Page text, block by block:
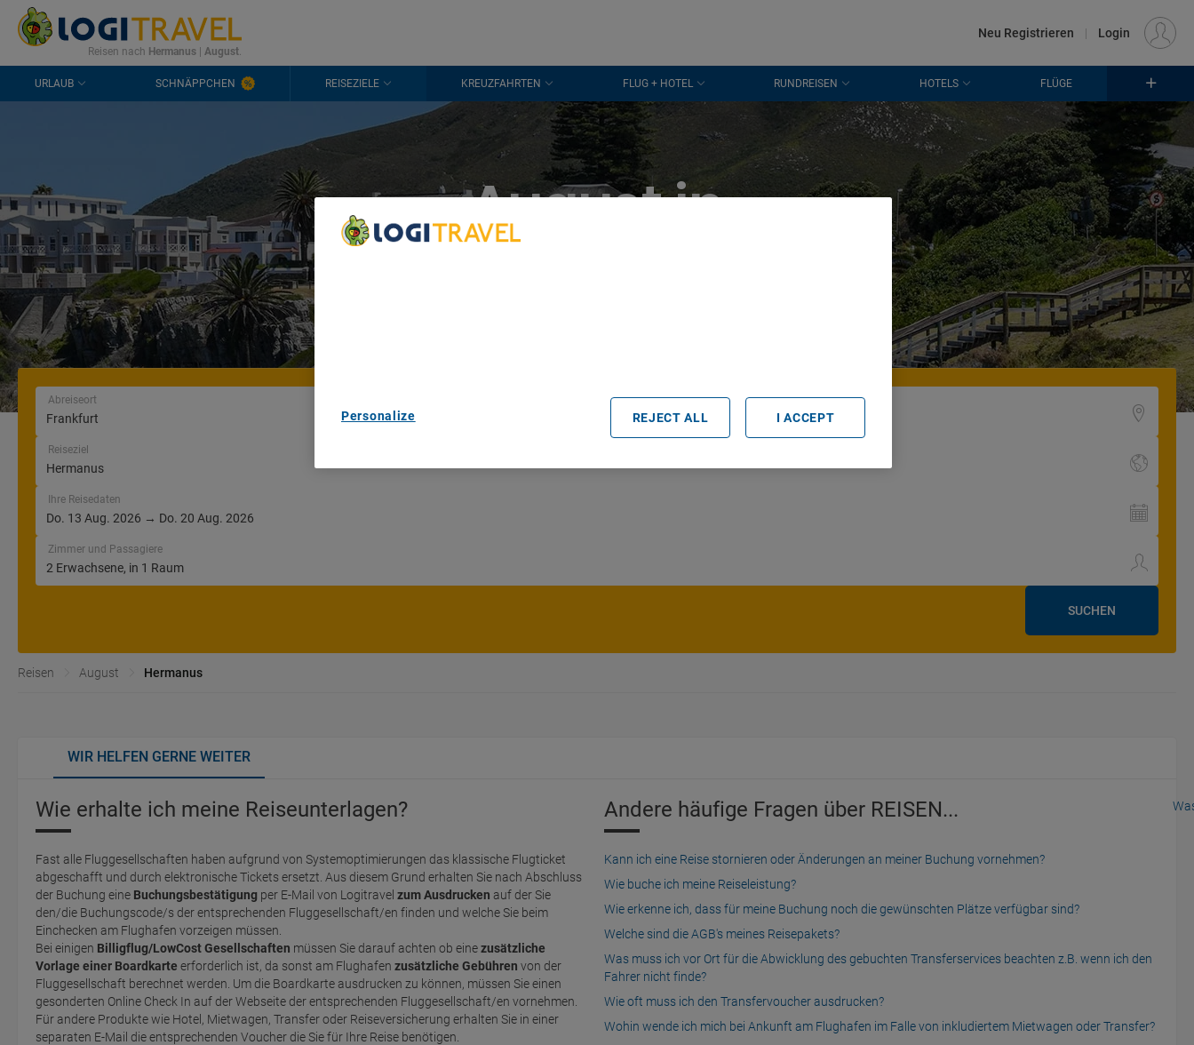
KONTAKT HÄUFIGE FRAGEN 0298 1909 3897 EUR
Reisen nach Hermanus| August.
Neu Registrieren | Login
URLAUB SCHNÄPPCHEN REISEZIELE KREUZFAHRTEN FLUG + HOTEL RUNDREISEN HOTELS FLÜGE
August in
Hermanus
Abreiseort
Reiseziel
Ihre Reisedaten
Zimmer und Passagiere
SUCHEN
Reisen August Hermanus
WIR HELFEN GERNE WEITER
Wie erhalte ich meine Reiseunterlagen?
Fast alle Fluggesellschaften haben aufgrund von Systemoptimierungen das klassische Flugticket
abgeschafft und durch elektronische Tickets ersetzt. Aus diesem Grund erhalten Sie nach Abschluss
der Buchung eine Buchungsbestätigung per E-Mail von Logitravel zum Ausdrucken auf der Sie
den/die Buchungscode/s der entsprechenden Fluggesellschaft/en finden und welche Sie beim
Einchecken am Flughafen vorzeigen müssen.
Bei einigen Billigflug/LowCost Gesellschaften müssen Sie darauf achten ob einezusätzliche
Vorlage einer Boardkarte erforderlich ist, da sonst am Flughafen zusätzliche Gebühren von der
Fluggesellschaft berechnet werden. Um die Boardkarte ausdrucken zu können, müssen Sie einen
gesonderten Online Check In auf der Webseite der entsprechenden Fluggesellschaft/en vornehmen.
Für andere Produkte wie Hotel, Mietwagen, Transfer oder Reiseversicherung erhalten Sie in einer
separaten E-Mail die entsprechenden Voucher die Sie für Ihre Reise benötigen.
Andere häufige Fragen über REISEN...
Kann ich eine Reise stornieren oder Änderungen an meiner Buchung vornehmen?
Wie buche ich meine Reiseleistung?
Wie erkenne ich, dass für meine Buchung noch die gewünschten Plätze verfügbar sind?
Welche sind die AGB's meines Reisepakets?
Was muss ich vor Ort für die Abwicklung des gebuchten Transferservices beachten z.B. wenn ich den
Fahrer nicht finde?
Wie oft muss ich den Transfervoucher ausdrucken?
Wohin wende ich mich bei Ankunft am Flughafen im Falle von inkludiertem Mietwagen oder Transfer?
Personalize REJECT ALL I ACCEPT